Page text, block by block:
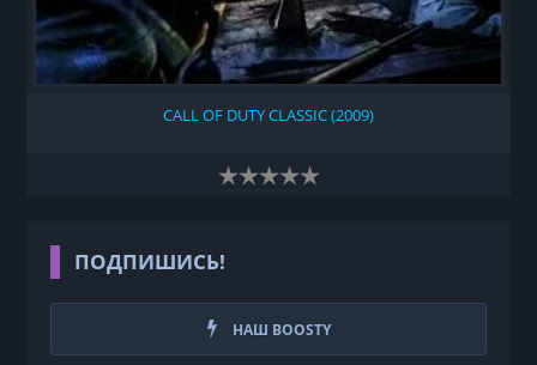
CALL OF DUTY CLASSIC (2009)
ПОДПИШИСЬ!
НАШ BOOSTY